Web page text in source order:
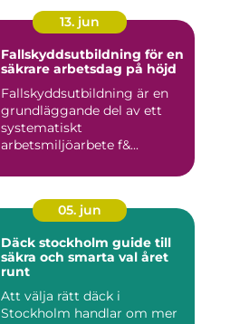
13. jun
Fallskyddsutbildning för en
säkrare arbetsdag på höjd
Fallskyddsutbildning är en
grundläggande del av ett
systematiskt
arbetsmiljöarbete f&...
05. jun
Däck stockholm guide till
säkra och smarta val året
runt
Att välja rätt däck i
Stockholm handlar om mer